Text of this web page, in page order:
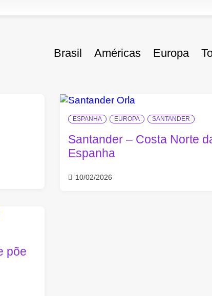
Brasil Américas Europa
ESPANHA EUROPA SANTANDER
Santander – Costa Norte
Espanha
10/02/2026
põe